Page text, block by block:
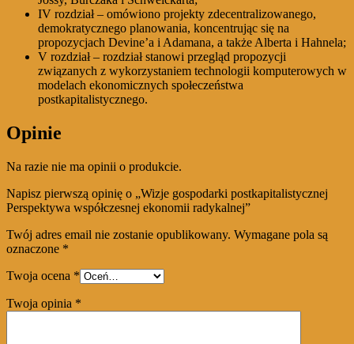
IV rozdział – omówiono projekty zdecentralizowanego,
demokratycznego planowania, koncentrując się na
propozycjach Devine’a i Adamana, a także Alberta i Hahnela;
V rozdział – rozdział stanowi przegląd propozycji
związanych z wykorzystaniem technologii komputerowych w
modelach ekonomicznych społeczeństwa
postkapitalistycznego.
Opinie
Na razie nie ma opinii o produkcie.
Napisz pierwszą opinię o „Wizje gospodarki postkapitalistycznej
Perspektywa współczesnej ekonomii radykalnej”
Twój adres email nie zostanie opublikowany. Wymagane pola są
oznaczone *
Twoja ocena *
Twoja opinia *